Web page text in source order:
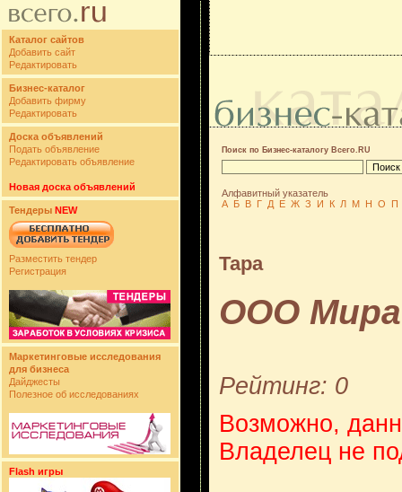
Каталог сайтов
Добавить сайт
Редактировать
Бизнес-каталог
Добавить фирму
Редактировать
Доска объявлений
Подать объявление
Редактировать объявление
Новая доска объявлений
Тендеры NEW
Разместить тендер
Регистрация
Маркетинговые исследования
для бизнеса
Дайджесты
Полезное об исследованиях
Flash игры
Поиск по Бизнес-каталогу Всего.RU
Алфавитный указатель
А Б В Г Д Е Ж З И К Л М Н О П
Тара
ООО
Рейтинг: 0
Возможно,
Владелец не